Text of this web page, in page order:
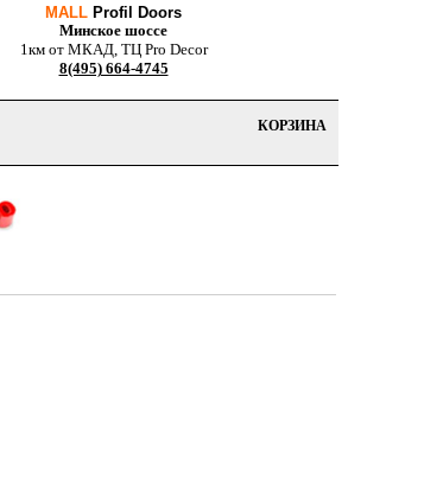
MALL Profil Doors
Минское шоссе
1км от МКАД, ТЦ Pro Decor
8(495) 664-4745
КОРЗИНА